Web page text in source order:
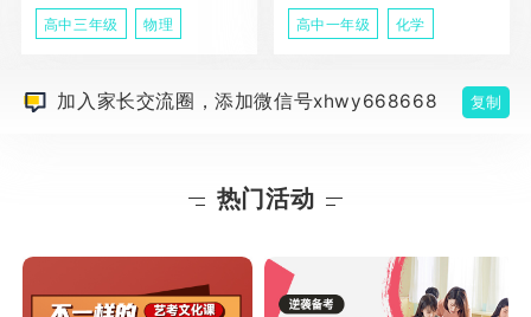
高中三年级 物理 高中一年级 化学
加入家长交流圈，添加微信号xhwy668668 复制
热门活动